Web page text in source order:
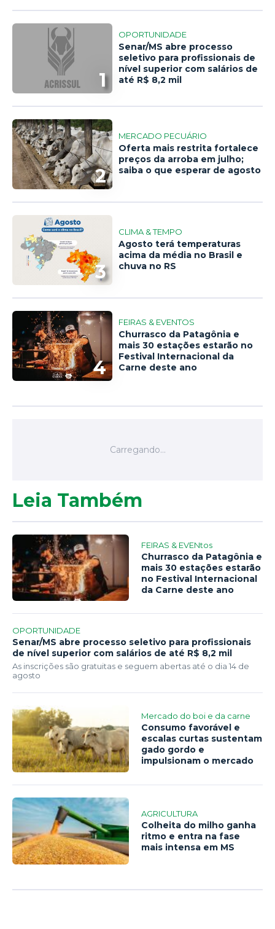
1
OPORTUNIDADE
Senar/MS abre processo
seletivo para profissionais de
nível superior com salários de
até R$ 8,2 mil
2
MERCADO PECUÁRIO
Oferta mais restrita fortalece
preços da arroba em julho;
saiba o que esperar de agosto
3
CLIMA & TEMPO
Agosto terá temperaturas
acima da média no Brasil e
chuva no RS
4
FEIRAS & EVENTOS
Churrasco da Patagônia e
mais 30 estações estarão no
Festival Internacional da
Carne deste ano
Leia Também
FEIRAS & EVENtos
Churrasco da Patagônia e
mais 30 estações estarão
no Festival Internacional
da Carne deste ano
OPORTUNIDADE
Senar/MS abre processo seletivo para profissionais
de nível superior com salários de até R$ 8,2 mil
As inscrições são gratuitas e seguem abertas até o dia 14 de
agosto
Mercado do boi e da carne
Consumo favorável e
escalas curtas sustentam
gado gordo e
impulsionam o mercado
AGRICULTURA
Colheita do milho ganha
ritmo e entra na fase
mais intensa em MS